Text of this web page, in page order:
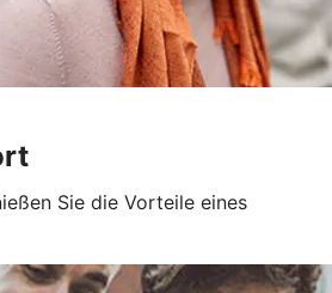
Sie die Vorteile eines